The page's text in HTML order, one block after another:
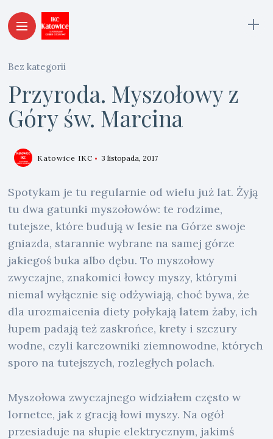
Bez kategorii
Przyroda. Myszołowy z
Góry św. Marcina
Katowice IKC 3 listopada, 2017
Spotykam je tu regularnie od wielu już lat. Żyją
tu dwa gatunki myszołowów: te rodzime,
tutejsze, które budują w lesie na Górze swoje
gniazda, starannie wybrane na samej górze
jakiegoś buka albo dębu. To myszołowy
zwyczajne, znakomici łowcy myszy, którymi
niemal wyłącznie się odżywiają, choć bywa, że
dla urozmaicenia diety połykają latem żaby, ich
łupem padają też zaskrońce, krety i szczury
wodne, czyli karczowniki ziemnowodne, których
sporo na tutejszych, rozległych polach.
Myszołowa zwyczajnego widziałem często w
lornetce, jak z gracją łowi myszy. Na ogół
przesiaduje na słupie elektrycznym, jakimś